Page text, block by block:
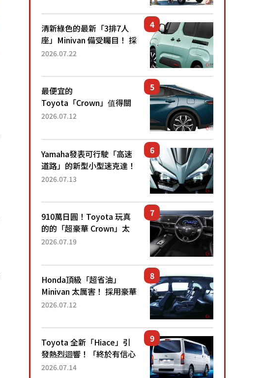
為何能迅速熱賣？
清新綠色的最新「3排7人
座」Minivan 備受矚目！ 採
用全長4.7公尺剛剛好的車
還推出467萬元日圓起的5
人座版...
2026.07.22
最便宜的
Toyota「Crown」值得關
注！ 搭載4WD、每公升
眼！ 配備豐富、超越售價
水準，堪稱高CP值代表的
「...
2026.07.12
Yamaha發表可行駛「高速
道路」的新型小型速克達！
搭載能享受超強勁「渦輪
高階「Super Sport」車款
相同的...
2026.07.13
910萬日圓！Toyota 玩真
的的「超豪華 Crown」太
厲害了！採用由「匠人技
運動化「底盤設定」！還配
備專屬豪華...
2026.07.19
Honda頂級「超省油」
Minivan 太厲害！ 採用豪華
「真皮座椅」與專屬「黑色
公里，兼具優異節能表現與
舒適「三...
2026.07.12
Toyota 全新「Hiace」引
發熱烈迴響！「終於有信心
下訂了！」「哪個等級交車
2026.07.14